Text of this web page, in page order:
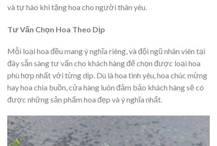
và tự hào khi tặng hoa cho người thân yêu.
Tư Vấn Chọn Hoa Theo Dịp
Mỗi loại hoa đều mang ý nghĩa riêng, và đội ngũ nhân viên tại
đây sẵn sàng tư vấn cho khách hàng để chọn được loại hoa
phù hợp nhất với từng dịp. Dù là hoa tình yêu, hoa chúc mừng
hay hoa chia buồn, cửa hàng luôn đảm bảo khách hàng sẽ có
được những sản phẩm hoa đẹp và ý nghĩa nhất.